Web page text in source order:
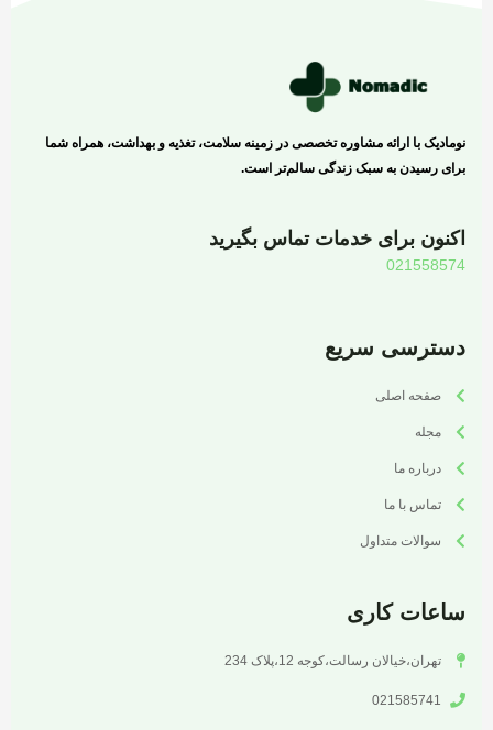
نومادیک با ارائه مشاوره تخصصی در زمینه سلامت، تغذیه و بهداشت، همراه شما
برای رسیدن به سبک زندگی سالم‌تر است.
اکنون برای خدمات تماس بگیرید
021558574
دسترسی سریع
صفحه اصلی
مجله
درباره ما
تماس با ما
سوالات متداول
ساعات کاری
تهران،خیالان رسالت،کوجه 12،پلاک 234
021585741